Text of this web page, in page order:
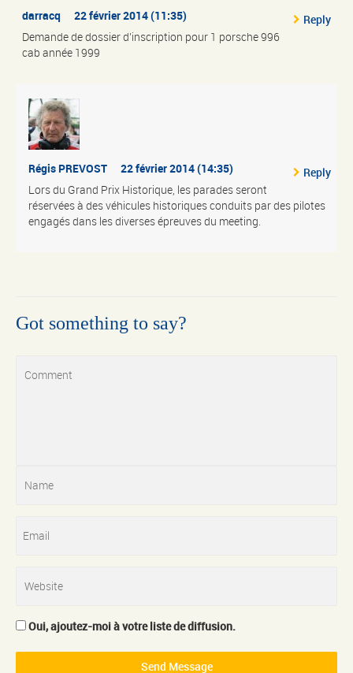
darracq 22 février 2014 (11:35)
Reply
Demande de dossier d’inscription pour 1 porsche 996
cab année 1999
Régis PREVOST 22 février 2014 (14:35)
Reply
Lors du Grand Prix Historique, les parades seront
réservées à des véhicules historiques conduits par des pilotes
engagés dans les diverses épreuves du meeting.
Got something to say?
Oui, ajoutez-moi à votre liste de diffusion.